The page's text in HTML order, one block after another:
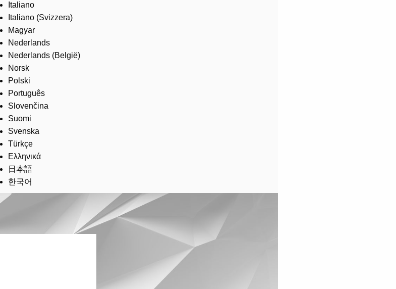
Italiano
Italiano (Svizzera)
Magyar
Nederlands
Nederlands (België)
Norsk
Polski
Português
Slovenčina
Suomi
Svenska
Türkçe
Ελληνικά
日本語
한국어